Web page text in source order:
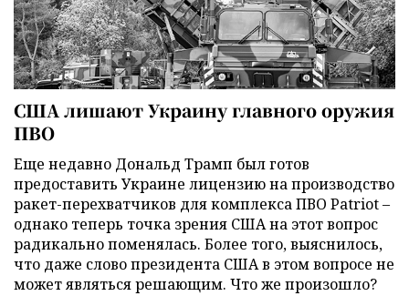
США лишают Украину главного оружия
ПВО
Еще недавно Дональд Трамп был готов
предоставить Украине лицензию на производство
ракет-перехватчиков для комплекса ПВО Patriot –
однако теперь точка зрения США на этот вопрос
радикально поменялась. Более того, выяснилось,
что даже слово президента США в этом вопросе не
может являться решающим. Что же произошло?